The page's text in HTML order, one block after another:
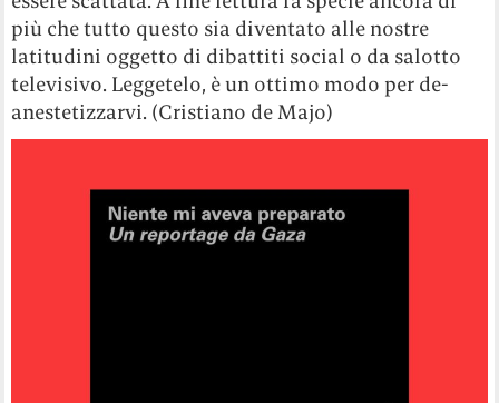
più che tutto questo sia diventato alle nostre
latitudini oggetto di dibattiti social o da salotto
televisivo. Leggetelo, è un ottimo modo per de-
anestetizzarvi. (Cristiano de Majo)